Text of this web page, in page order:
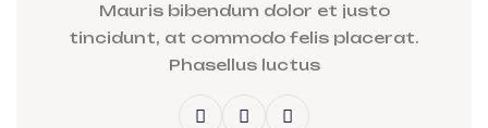
Mauris bibendum dolor et justo
tincidunt, at commodo felis placerat.
Phasellus luctus